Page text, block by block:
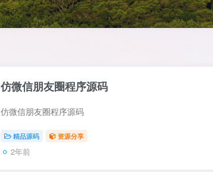
仿微信朋友圈程序源码
仿微信朋友圈程序源码
精品源码 资源分享
2年前